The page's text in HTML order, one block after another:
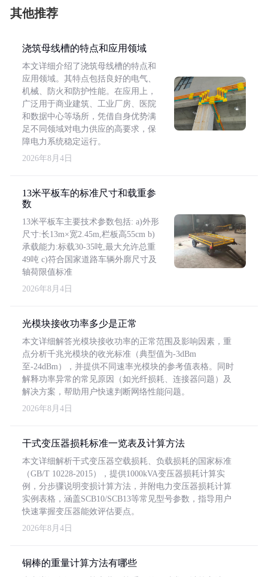
其他推荐
浇筑母线槽的特点和应用领域
本文详细介绍了浇筑母线槽的特点和
应用领域。其特点包括良好的电气、
机械、防火和防护性能。在应用上，
广泛用于商业建筑、工业厂房、医院
和数据中心等场所，凭借自身优势满
足不同领域对电力供应的高要求，保
障电力系统稳定运行。
2026年8月4日
13米平板车的标准尺寸和载重参
数
13米平板车主要技术参数包括: a)外形
尺寸:长13m×宽2.45m,栏板高55cm b)
承载能力:标载30-35吨,最大允许总重
49吨 c)符合国家道路车辆外廓尺寸及
轴荷限值标准
2026年8月4日
光模块接收功率多少是正常
本文详细解答光模块接收功率的正常范围及影响因素，重
点分析千兆光模块的收光标准（典型值为-3dBm
至-24dBm），并提供不同速率光模块的参考值表格。同时
解释功率异常的常见原因（如光纤损耗、连接器问题）及
解决方案，帮助用户快速判断网络性能问题。
2026年8月4日
干式变压器损耗标准一览表及计算方法
本文详细解析干式变压器空载损耗、负载损耗的国家标准
（GB/T 10228-2015），提供1000kVA变压器损耗计算实
例，分步骤说明变损计算方法，并附电力变压器损耗计算
实例表格，涵盖SCB10/SCB13等常见型号参数，指导用户
快速掌握变压器能效评估要点。
2026年8月4日
铜棒的重量计算方法有哪些